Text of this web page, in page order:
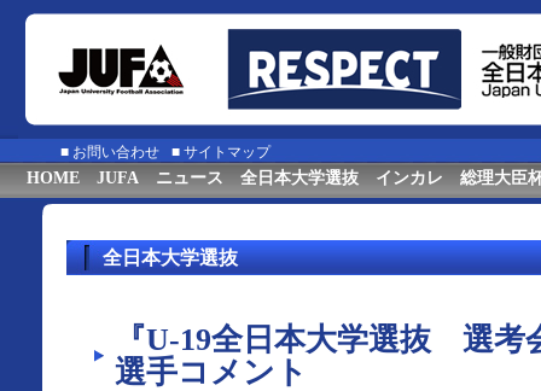
■ お問い合わせ ■ サイトマップ
HOME JUFA ニュース 全日本大学選抜 インカレ 総理大臣
全日本大学選抜
『U-19全日本大学選抜 選
選手コメント